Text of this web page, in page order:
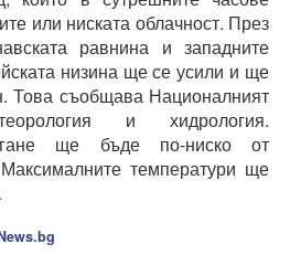
или ниската облачност. През
равнина и западните
низина ще се усили и ще
Това съобщава Националният
и хидрология.
ще бъде по-ниско от
температури ще